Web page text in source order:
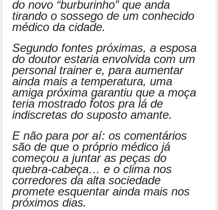
do novo “burburinho” que anda
tirando o sossego de um conhecido
médico da cidade.
Segundo fontes próximas, a esposa
do doutor estaria envolvida com um
personal trainer e, para aumentar
ainda mais a temperatura, uma
amiga próxima garantiu que a moça
teria mostrado fotos pra lá de
indiscretas do suposto amante.
E não para por aí: os comentários
são de que o próprio médico já
começou a juntar as peças do
quebra-cabeça… e o clima nos
corredores da alta sociedade
promete esquentar ainda mais nos
próximos dias.